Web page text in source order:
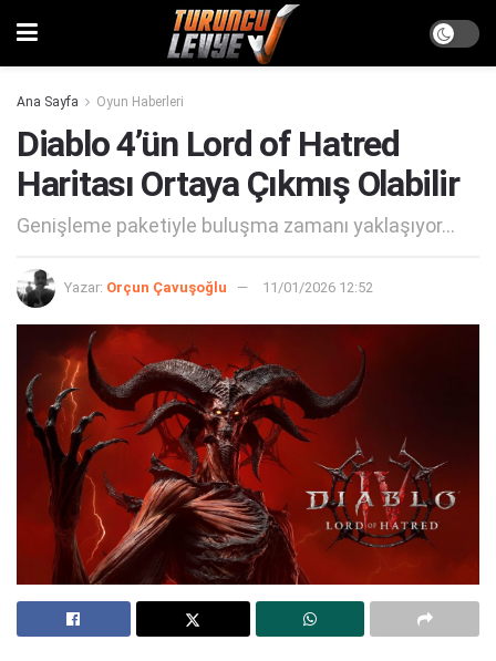
Ana Sayfa Oyun Haberleri
Diablo 4’ün Lord of Hatred
Haritası Ortaya Çıkmış Olabilir
Genişleme paketiyle buluşma zamanı yaklaşıyor...
Yazar: Orçun Çavuşoğlu 11/01/2026 12:52